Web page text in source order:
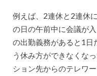
例えば、2連休と2連休
の日の午前中に会議が
の出勤義務があると1日
う休み方ができなくな
ション先からのテレワ